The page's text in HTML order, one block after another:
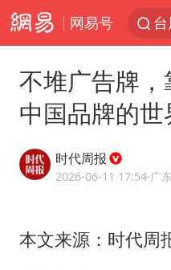
网易号
出
不堆广告牌，
中国品牌的
时代周报
2026-06-11 17:54·广东
本文来源：时代周